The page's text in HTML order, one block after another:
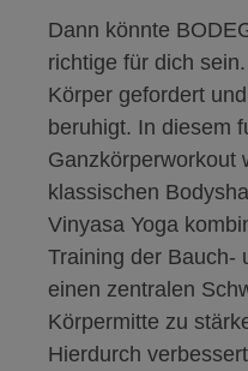
Dann könnte
richtige für dich
Körper gefordert
beruhigt. In diesem
Ganzkörperworkout
klassischen
Vinyasa Yoga
Training der Bauch-
einen zentralen
Körpermitte zu
Hierdurch